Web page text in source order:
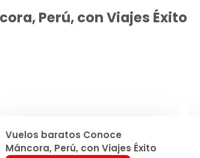
Perú, con Viajes Éxito
Vuelos baratos Conoce
Máncora, Perú, con Viajes Éxito